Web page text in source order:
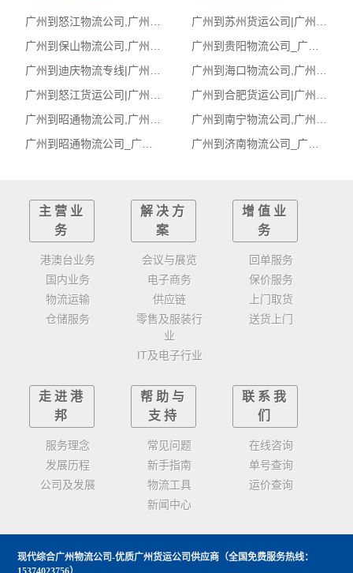
主营业
务
港澳台业务
国内业务
物流运输
仓储服务
解决方
案
会议与展览
电子商务
供应链
零售及服装行
业
IT及电子行业
增值业
务
回单服务
保价服务
上门取货
送货上门
走进港
邦
服务理念
发展历程
公司及发展
帮助与
支持
常见问题
新手指南
物流工具
新闻中心
联系我
们
在线咨询
单号查询
运价查询
现代综合广州物流公司-优质广州货运公司供应商 （全国免费服务热线：